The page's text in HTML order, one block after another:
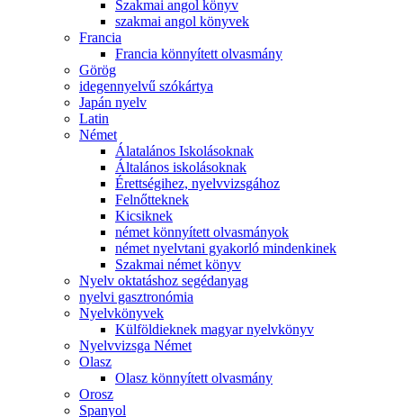
Szakmai angol könyv
szakmai angol könyvek
Francia
Francia könnyített olvasmány
Görög
idegennyelvű szókártya
Japán nyelv
Latin
Német
Álatalános Iskolásoknak
Általános iskolásoknak
Érettségihez, nyelvvizsgához
Felnőtteknek
Kicsiknek
német könnyített olvasmányok
német nyelvtani gyakorló mindenkinek
Szakmai német könyv
Nyelv oktatáshoz segédanyag
nyelvi gasztronómia
Nyelvkönyvek
Külföldieknek magyar nyelvkönyv
Nyelvvizsga Német
Olasz
Olasz könnyített olvasmány
Orosz
Spanyol